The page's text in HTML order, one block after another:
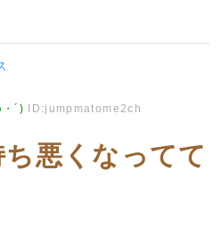
´) ID:jumpmatome2ch
悪くなってて